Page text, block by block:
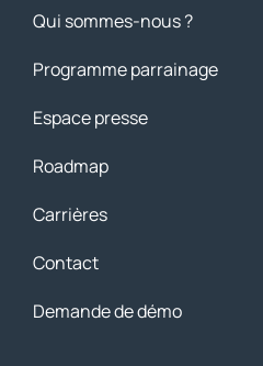
Qui sommes-nous ?
Programme parrainage
Espace presse
Roadmap
Carrières
Contact
Demande de démo